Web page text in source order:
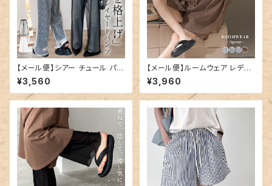
【メール便】シアー チュール パン
ツ レディース ワイド レイヤード
パンツ／pants708
¥3,560
【メール便】ルームウェア レディ
ース ビッグシルエット セットアッ
プ 半袖／roomwear299
¥3,960